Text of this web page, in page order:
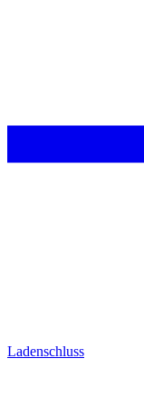
Ladenschluss